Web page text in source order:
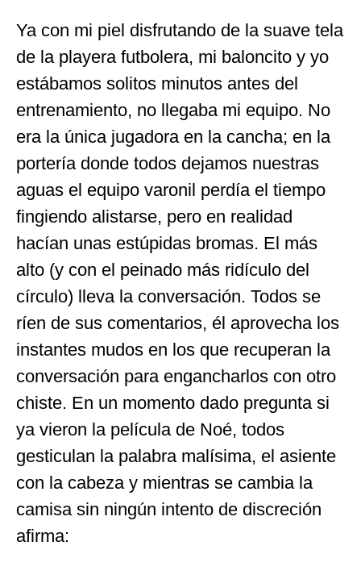
Ya con mi piel disfrutando de la suave tela
de la playera futbolera, mi baloncito y yo
estábamos solitos minutos antes del
entrenamiento, no llegaba mi equipo. No
era la única jugadora en la cancha; en la
portería donde todos dejamos nuestras
aguas el equipo varonil perdía el tiempo
fingiendo alistarse, pero en realidad
hacían unas estúpidas bromas. El más
alto (y con el peinado más ridículo del
círculo) lleva la conversación. Todos se
ríen de sus comentarios, él aprovecha los
instantes mudos en los que recuperan la
conversación para engancharlos con otro
chiste. En un momento dado pregunta si
ya vieron la película de Noé, todos
gesticulan la palabra malísima, el asiente
con la cabeza y mientras se cambia la
camisa sin ningún intento de discreción
afirma: